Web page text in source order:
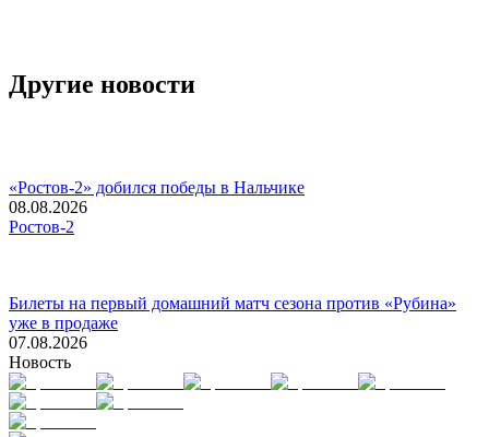
Другие новости
«Ростов-2» добился победы в Нальчике
08.08.2026
Ростов-2
Билеты на первый домашний матч сезона против «Рубина»
уже в продаже
07.08.2026
Новость